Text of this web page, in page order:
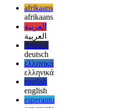
verdiğini görmek için bazı daha
afrikaans
afrikaans
العربية
العربية
deutsch
deutsch
ελληνικά
ελληνικά
english